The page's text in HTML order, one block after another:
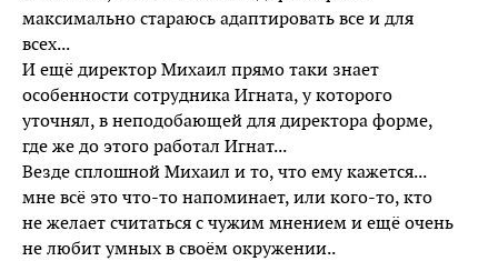
максимально стараюсь адаптировать все и для
всех...
И ещё директор Михаил прямо таки знает
особенности сотрудника Игната, у которого
уточнял, в неподобающей для директора форме,
где же до этого работал Игнат...
Везде сплошной Михаил и то, что ему кажется...
мне всё это что-то напоминает, или кого-то, кто
не желает считаться с чужим мнением и ещё очень
не любит умных в своём окружении..